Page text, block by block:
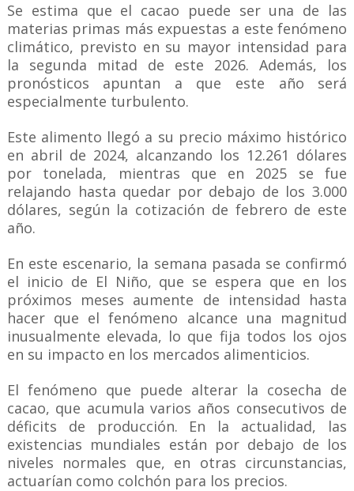
Se estima que el cacao puede ser una de las
materias primas más expuestas a este fenómeno
climático, previsto en su mayor intensidad para
la segunda mitad de este 2026. Además, los
pronósticos apuntan a que este año será
especialmente turbulento.
Este alimento llegó a su precio máximo histórico
en abril de 2024, alcanzando los 12.261 dólares
por tonelada, mientras que en 2025 se fue
relajando hasta quedar por debajo de los 3.000
dólares, según la cotización de febrero de este
año.
En este escenario, la semana pasada se confirmó
el inicio de El Niño, que se espera que en los
próximos meses aumente de intensidad hasta
hacer que el fenómeno alcance una magnitud
inusualmente elevada, lo que fija todos los ojos
en su impacto en los mercados alimenticios.
El fenómeno que puede alterar la cosecha de
cacao, que acumula varios años consecutivos de
déficits de producción. En la actualidad, las
existencias mundiales están por debajo de los
niveles normales que, en otras circunstancias,
actuarían como colchón para los precios.